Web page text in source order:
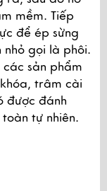
mềm. Tiếp
để ép sừng
gọi là phôi.
sản phẩm
trâm cài
được đánh
tự nhiên.